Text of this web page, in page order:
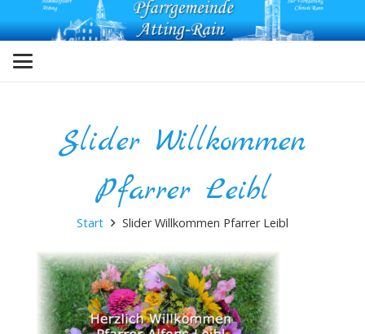
Slider Willkommen
Pfarrer Leibl
Start Slider Willkommen Pfarrer Leibl